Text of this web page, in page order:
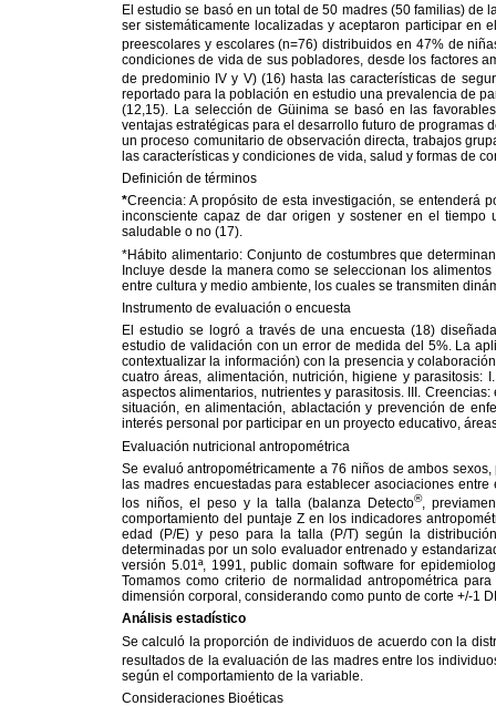
El estudio se basó en un total de 50 madres (50 familias) de
ser sistemáticamente localizadas y aceptaron participar en
preescolares y escolares (n=76) distribuidos en 47% de
condiciones de vida de sus pobladores, desde los factores
de predominio IV y V) (16) hasta las características de
reportado para la población en estudio una prevalencia de
(12,15). La selección de Güinima se basó en las
ventajas estratégicas para el desarrollo futuro de programas
un proceso comunitario de observación directa, trabajos
las características y condiciones de vida, salud y formas de
Definición de términos
*Creencia: A propósito de esta investigación, se entenderá
inconsciente capaz de dar origen y sostener en el tiempo
saludable o no (17).
*Hábito alimentario: Conjunto de costumbres que
Incluye desde la manera como se seleccionan los
entre cultura y medio ambiente, los cuales se transmiten
Instrumento de evaluación o encuesta
El estudio se logró a través de una encuesta (18)
estudio de validación con un error de medida del 5%. La
contextualizar la información) con la presencia y
cuatro áreas, alimentación, nutrición, higiene y parasitosis:
aspectos alimentarios, nutrientes y parasitosis. III.
situación, en alimentación, ablactación y prevención de
interés personal por participar en un proyecto educativo,
Evaluación nutricional antropométrica
Se evaluó antropométricamente a 76 niños de ambos
las madres encuestadas para establecer asociaciones
los niños, el peso y la talla (balanza Detecto®,
comportamiento del puntaje Z en los indicadores
edad (P/E) y peso para la talla (P/T) según la
determinadas por un solo evaluador entrenado y
versión 5.01ª, 1991, public domain software for
Tomamos como criterio de normalidad antropométrica
dimensión corporal, considerando como punto de corte +/-1
Análisis estadístico
Se calculó la proporción de individuos de acuerdo con la
resultados de la evaluación de las madres entre los
según el comportamiento de la variable.
Consideraciones Bioéticas